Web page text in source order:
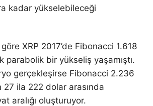
kadar yükselebileceği
XRP 2017’de Fibonacci 1.618
parabolik bir yükseliş yaşamıştı.
gerçekleşirse Fibonacci 2.236
27 ila 222 dolar arasında
aralığı oluşturuyor.